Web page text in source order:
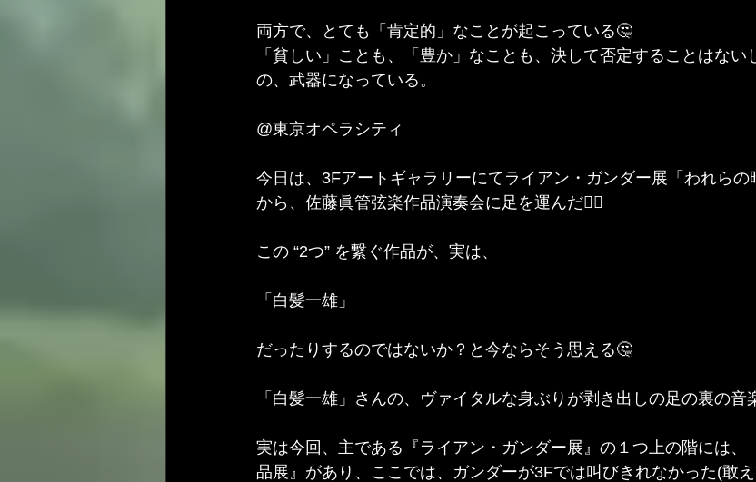
両方で、とても「肯定的」なことが起こっている🤔
「貧しい」ことも、「豊か」なことも、決して否定することはない
の、武器になっている。
@東京オペラシティ
今日は、3Fアートギャラリーにてライアン・ガンダー展「われらの
から、佐藤眞管弦楽作品演奏会に足を運んだ🚶‍♀️
この “2つ” を繋ぐ作品が、実は、
「白髪一雄」
だったりするのではないか？と今ならそう思える🤔
「白髪一雄」さんの、ヴァイタルな身ぶりが剥き出しの足の裏の音
実は今回、主である『ライアン・ガンダー展』の１つ上の階には、
品展』があり、ここでは、ガンダーが3Fでは叫びきれなかった(敢